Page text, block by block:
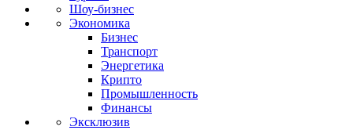
Шоу-бизнес
Экономика
Бизнес
Транспорт
Энергетика
Крипто
Промышленность
Финансы
Эксклюзив